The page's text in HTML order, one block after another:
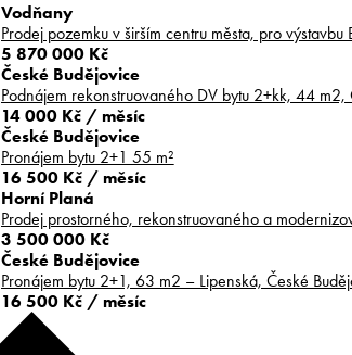
Vodňany
Prodej pozemku v širším centru města, pro
5 870 000 Kč
České Budějovice
Podnájem rekonstruovaného DV bytu 2+kk, 44
14 000 Kč / měsíc
České Budějovice
Pronájem bytu 2+1 55 m²
16 500 Kč / měsíc
Horní Planá
Prodej prostorného, rekonstruovaného a
3 500 000 Kč
České Budějovice
Pronájem bytu 2+1, 63 m2 – Lipenská, České
16 500 Kč / měsíc